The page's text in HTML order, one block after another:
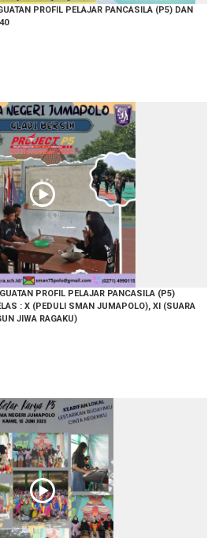
PROFIL PELAJAR PANCASILA (P5) DAN
PROFIL PELAJAR PANCASILA (P5)
: X (PEDULI SMAN JUMAPOLO), XI (SUARA
JIWA RAGAKU)